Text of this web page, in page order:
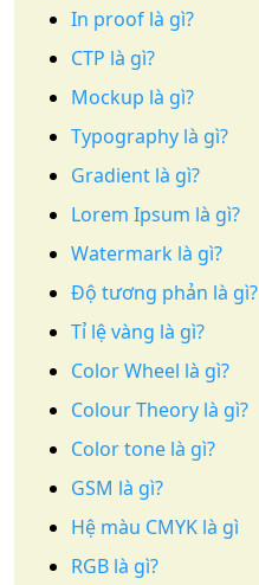
In proof là gì?
CTP là gì?
Mockup là gì?
Typography là gì?
Gradient là gì?
Lorem Ipsum là gì?
Watermark là gì?
Độ tương phản là gì?
Tỉ lệ vàng là gì?
Color Wheel là gì?
Colour Theory là gì?
Color tone là gì?
GSM là gì?
Hệ màu CMYK là gì
RGB là gì?